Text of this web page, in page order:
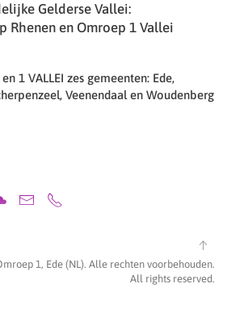
Gelderse Vallei:
Rhenen en Omroep 1 Vallei
1 VALLEI zes gemeenten: Ede,
Veenendaal en Woudenberg
1, Ede (NL). Alle rechten voorbehouden.
All rights reserved.